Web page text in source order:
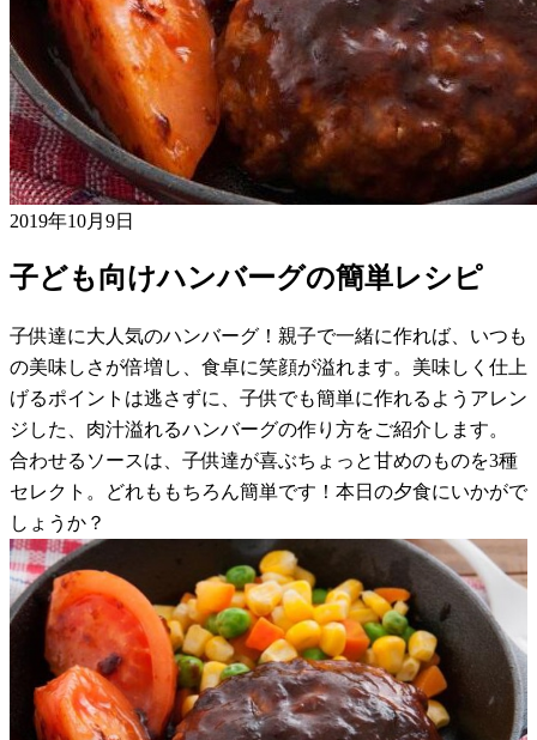
2019年10月9日
子ども向けハンバーグの簡単レシピ
子供達に大人気のハンバーグ！親子で一緒に作れば、いつも
の美味しさが倍増し、食卓に笑顔が溢れます。美味しく仕上
げるポイントは逃さずに、子供でも簡単に作れるようアレン
ジした、肉汁溢れるハンバーグの作り方をご紹介します。
合わせるソースは、子供達が喜ぶちょっと甘めのものを3種
セレクト。どれももちろん簡単です！本日の夕食にいかがで
しょうか？